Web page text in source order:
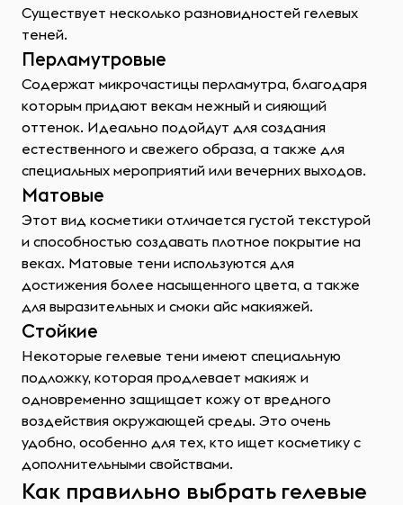
Существует несколько разновидностей гелевых
теней.
Перламутровые
Содержат микрочастицы перламутра, благодаря
которым придают векам нежный и сияющий
оттенок. Идеально подойдут для создания
естественного и свежего образа, а также для
специальных мероприятий или вечерних выходов.
Матовые
Этот вид косметики отличается густой текстурой
и способностью создавать плотное покрытие на
веках. Матовые тени используются для
достижения более насыщенного цвета, а также
для выразительных и смоки айс макияжей.
Стойкие
Некоторые гелевые тени имеют специальную
подложку, которая продлевает макияж и
одновременно защищает кожу от вредного
воздействия окружающей среды. Это очень
удобно, особенно для тех, кто ищет косметику с
дополнительными свойствами.
Как правильно выбрать гелевые